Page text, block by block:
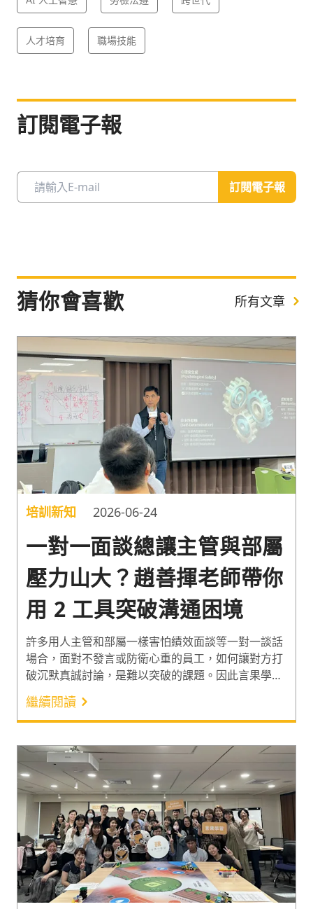
人才培育 職場技能
訂閱電子報
訂閱電子報
猜你會喜歡 所有文章
培訓新知 2026-06-24
一對一面談總讓主管與部屬
壓力山大？趙善揮老師帶你
用 2 工具突破溝通困境
許多用人主管和部屬一樣害怕績效面談等一對一談話
場合，面對不發言或防衛心重的員工，如何讓對方打
破沉默真誠討論，是難以突破的課題。因此言果學習
於日前舉辦的「未來職人必修：掌握關鍵提問力與 AI
圖像全方位商務應用」人資體驗班，便邀請擁有 25
年以上企業顧問與教學經驗的趙善揮老師，分享系統
化的提問框架。整合理性的提問模型與感性的敘事治
療技巧，將容易引發防衛的評語轉化為激發探索的引
導。
繼續閱讀